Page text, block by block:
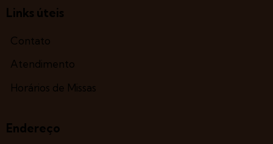
Links úteis
Contato
Atendimento
Horários de Missas
Endereço